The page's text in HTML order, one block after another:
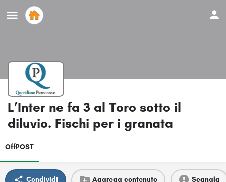
L’Inter ne fa 3 al Toro sotto il
diluvio. Fischi per i granata
OffPOST
Condividi Aggrega contenuto Segnala